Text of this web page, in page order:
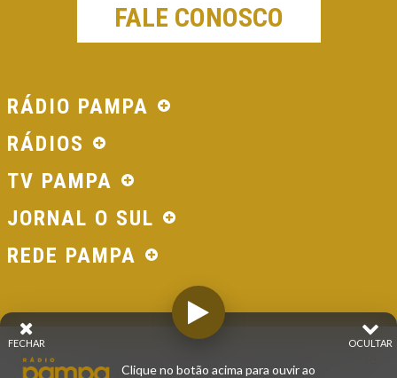
FALE CONOSCO
RÁDIO PAMPA
RÁDIOS
TV PAMPA
JORNAL O SUL
REDE PAMPA
© 2026 - Direitos Reservados - Rádio Pampa - Rede
OCULTAR
FECHAR
Clique no botão acima para ouvir ao